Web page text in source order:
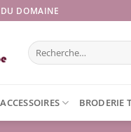
DU DOMAINE
Recherche
pour :
ACCESSOIRES BRODERIE